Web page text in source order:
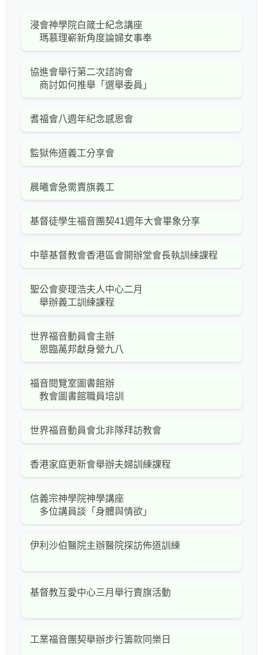
浸會神學院白箴士紀念講座
瑪慕理嶄新角度論婦女事奉
協進會舉行第二次諮詢會
商討如何推舉「選舉委員」
耆福會八週年紀念感恩會
監獄佈道義工分享會
晨曦會急需賣旗義工
基督徒學生福音團契41週年大會畢象分享
中華基督教會香港區會開辦堂會長執訓練課程
聖公會麥理浩夫人中心二月
舉辦義工訓練課程
世界福音動員會主辦
恩臨萬邦獻身營九八
福音閱覽室圖書館辦
教會圖書館職員培訓
世界福音動員會北非隊拜訪教會
香港家庭更新會舉辦夫婦訓練課程
信義宗神學院神學講座
多位講員談「身體與情欲」
伊利沙伯醫院主辦醫院探訪佈道訓練
基督教互愛中心三月舉行賣旗活動
工業福音團契舉辦步行籌款同樂日